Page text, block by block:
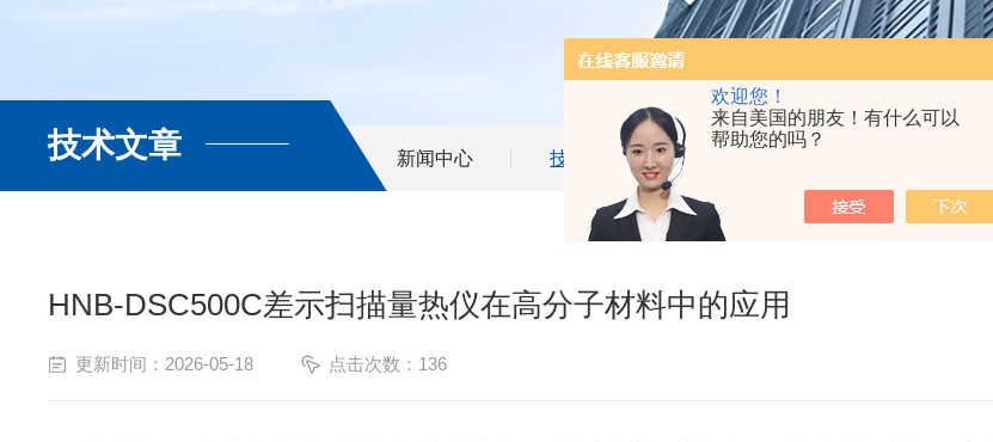
欢迎您！
来自美国的朋友！有什么可以
帮助您的吗？
技术文章 新闻中心 技术文章
HNB-DSC500C差示扫描量热仪在高分子材料中的应用
更新时间：2026-05-18 点击次数：136